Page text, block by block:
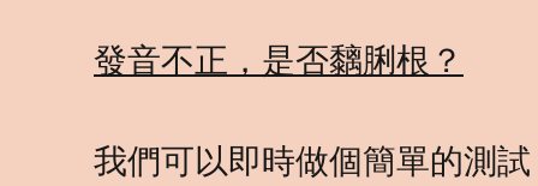
發音不正，是否黐脷根？
我們可以即時做個簡單的測